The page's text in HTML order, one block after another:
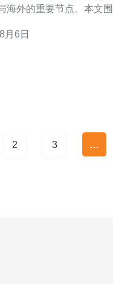
海外的重要节点。本文
层面的实用建议，帮助企
月6日
2 3 …